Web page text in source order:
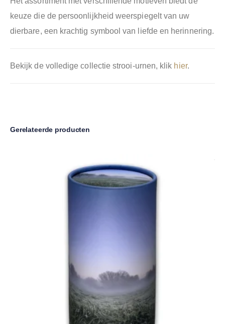
keuze die de persoonlijkheid weerspiegelt van uw
dierbare, een krachtig symbool van liefde en herinnering.
Bekijk de volledige collectie strooi-urnen, klik hier.
Gerelateerde producten